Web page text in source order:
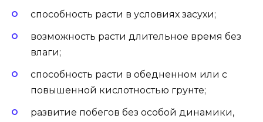
способность расти в условиях засухи;
возможность расти длительное время без
влаги;
способность расти в обедненном или с
повышенной кислотностью грунте;
развитие побегов без особой динамики,